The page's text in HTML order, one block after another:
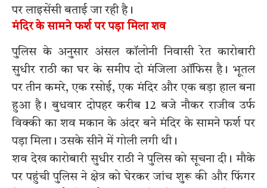
पर लाइसेंसी बताई जा रही है।
मंदिर के सामने फर्श पर पड़ा मिला शव
पुलिस के अनुसार अंसल कॉलोनी निवासी रेत कारोबारी
सुधीर राठी का घर के समीप दो मंजिला ऑफिस है। भूतल
पर तीन कमरे, एक रसोई, एक मंदिर और एक बड़ा हाल बना
हुआ है। बुधवार दोपहर करीब 12 बजे नौकर राजीव उर्फ
विक्की का शव मकान के अंदर बने मंदिर के सामने फर्श पर
पड़ा मिला। उसके सीने में गोली लगी थी।
शव देख कारोबारी सुधीर राठी ने पुलिस को सूचना दी। मौके
पर पहुंची पुलिस ने क्षेत्र को घेरकर जांच शुरू की और फिंगर